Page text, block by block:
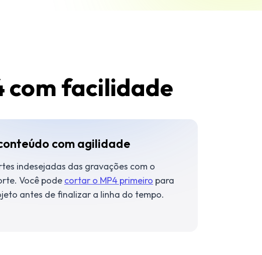
com facilidade
com agilidade
indesejadas das gravações com o
Você pode cortar o MP4 primeiro para
antes de finalizar a linha do tempo.